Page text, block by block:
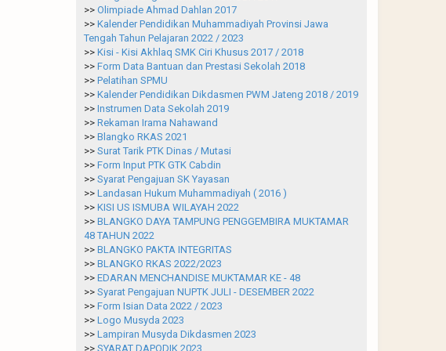
>> Olimpiade Ahmad Dahlan 2017
>> Kalender Pendidikan Muhammadiyah Provinsi Jawa
Tengah Tahun Pelajaran 2022 / 2023
>> Kisi - Kisi Akhlaq SMK Ciri Khusus 2017 / 2018
>> Form Data Bantuan dan Prestasi Sekolah 2018
>> Pelatihan SPMU
>> Kalender Pendidikan Dikdasmen PWM Jateng 2018 / 2019
>> Instrumen Data Sekolah 2019
>> Rekaman Irama Nahawand
>> Blangko RKAS 2021
>> Surat Tarik PTK Dinas / Mutasi
>> Form Input PTK GTK Cabdin
>> Syarat Pengajuan SK Yayasan
>> Landasan Hukum Muhammadiyah ( 2016 )
>> KISI US ISMUBA WILAYAH 2022
>> BLANGKO DAYA TAMPUNG PENGGEMBIRA MUKTAMAR
48 TAHUN 2022
>> BLANGKO PAKTA INTEGRITAS
>> BLANGKO RKAS 2022/2023
>> EDARAN MENCHANDISE MUKTAMAR KE - 48
>> Syarat Pengajuan NUPTK JULI - DESEMBER 2022
>> Form Isian Data 2022 / 2023
>> Logo Musyda 2023
>> Lampiran Musyda Dikdasmen 2023
>> SYARAT DAPODIK 2023